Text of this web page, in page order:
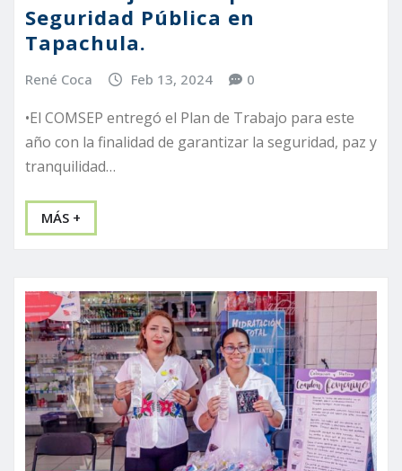
Seguridad Pública en
Tapachula.
René Coca Feb 13, 2024 0
•El COMSEP entregó el Plan de Trabajo para este
año con la finalidad de garantizar la seguridad, paz y
tranquilidad…
MÁS +